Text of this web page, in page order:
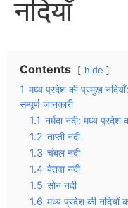
नदियाँ
Contents hide
1 मध्य प्रदेश की प्रमुख
सम्पूर्ण जानकारी
1.1 नर्मदा नदी: मध्य प्रदेश
1.2 ताप्ती नदी
1.3 चंबल नदी
1.4 बेतवा नदी
1.5 सोन नदी
1.6 मध्य प्रदेश की नदियों